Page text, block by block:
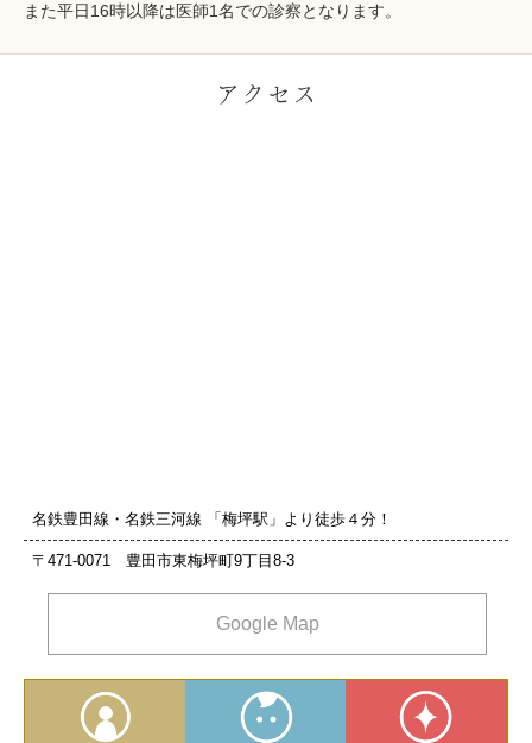
また平日16時以降は医師1名での診察となります。
名鉄豊田線・名鉄三河線 「梅坪駅」より徒歩４分！
〒471-0071 豊田市東梅坪町9丁目8‐3
Google Map